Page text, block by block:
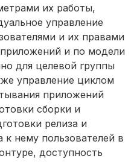
их работы,
управление
и их правами
и по модели
для целевой группы
управление циклом
приложений
сборки и
релиза и
к нему пользователей в
доступность